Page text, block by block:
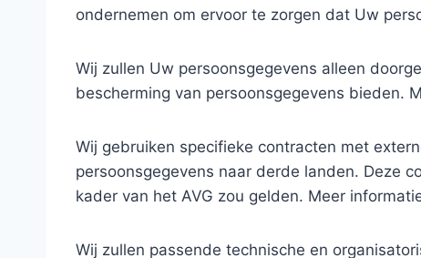
ondernemen om ervoor te zorgen dat Uw
Wij zullen Uw persoonsgegevens alleen
bescherming van persoonsgegevens bieden.
Wij gebruiken specifieke contracten met
persoonsgegevens naar derde landen. Deze
kader van het AVG zou gelden. Meer
Wij zullen passende technische en